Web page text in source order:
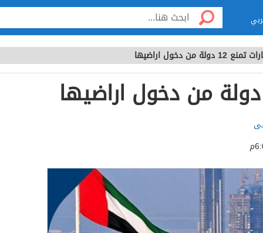
12 دولة من دخول اراضيها